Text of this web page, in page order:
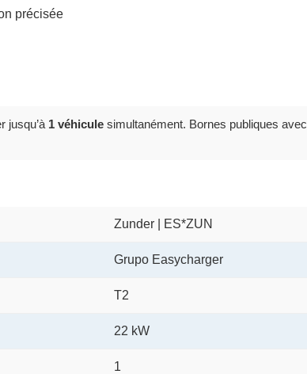
précisée
jusqu’à 1 véhicule simultanément. Bornes publiques
Zunder | ES*ZUN
Grupo Easycharger
T2
22 kW
1